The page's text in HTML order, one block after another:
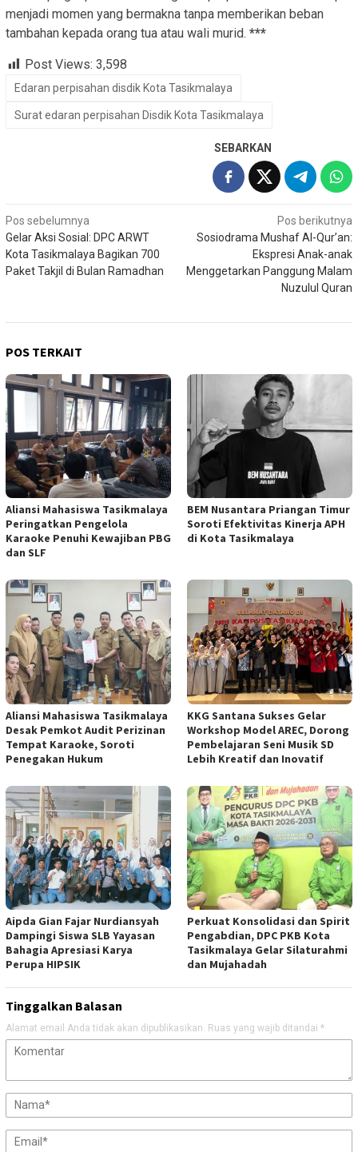
menjadi momen yang bermakna tanpa memberikan beban
tambahan kepada orang tua atau wali murid. ***
Post Views: 3,598
Edaran perpisahan disdik Kota Tasikmalaya
Surat edaran perpisahan Disdik Kota Tasikmalaya
SEBARKAN
Navigasi
pos
Pos sebelumnya
Gelar Aksi Sosial: DPC ARWT
Kota Tasikmalaya Bagikan 700
Paket Takjil di Bulan Ramadhan
Pos berikutnya
Sosiodrama Mushaf Al-Qur’an:
Ekspresi Anak-anak
Menggetarkan Panggung Malam
Nuzulul Quran
POS TERKAIT
Aliansi Mahasiswa Tasikmalaya
Peringatkan Pengelola
Karaoke Penuhi Kewajiban PBG
dan SLF
BEM Nusantara Priangan Timur
Soroti Efektivitas Kinerja APH
di Kota Tasikmalaya
Aliansi Mahasiswa Tasikmalaya
Desak Pemkot Audit Perizinan
Tempat Karaoke, Soroti
Penegakan Hukum
KKG Santana Sukses Gelar
Workshop Model AREC, Dorong
Pembelajaran Seni Musik SD
Lebih Kreatif dan Inovatif
Aipda Gian Fajar Nurdiansyah
Dampingi Siswa SLB Yayasan
Bahagia Apresiasi Karya
Perupa HIPSIK
Perkuat Konsolidasi dan Spirit
Pengabdian, DPC PKB Kota
Tasikmalaya Gelar Silaturahmi
dan Mujahadah
Tinggalkan Balasan
Alamat email Anda tidak akan dipublikasikan. Ruas yang wajib ditandai *